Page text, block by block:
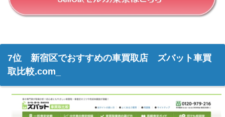
7位 新宿区でおすすめの車買取店 ズバット車買
取比較.com_